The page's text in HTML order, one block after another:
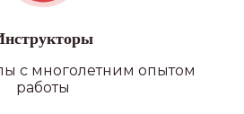
с многолетним опытом
работы